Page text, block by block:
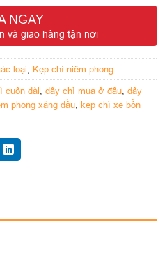
loại khóa niêm phong khác trong
niêm phong phương tiện vận tải
diện tích lớn (vải bạt, hầm tàu),
nhỏ (máy ATM, cửa tủ, máy
NGAY
và giao hàng tận nơi
loại
Kẹp chì niêm phong
cuộn dài dây chì mua ở đâu dây
phong xăng dầu kẹp chì xe bồn